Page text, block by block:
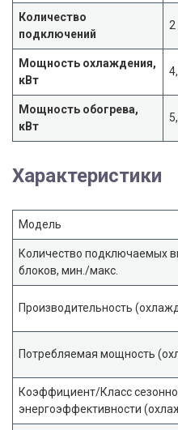
Количество
подключений
2
Мощность охлаждения,
кВт
Мощность обогрева,
кВт
Характеристики
Модель
Количество подключаемых
блоков, мин./макс.
Производительность
Потребляемая мощность
Коэффициент/Класс
энергоэффективности